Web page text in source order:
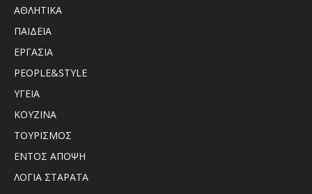
ΑΘΛΗΤΙΚΑ
ΠΑΙΔΕΙΑ
ΕΡΓΑΣΙΑ
PEOPLE&STYLE
ΥΓΕΙΑ
ΚΟΥΖΙΝΑ
ΤΟΥΡΙΣΜΟΣ
ΕΝΤΟΣ ΑΠΟΨΗ
ΛΟΓΙΑ ΣΤΑΡΑΤΑ